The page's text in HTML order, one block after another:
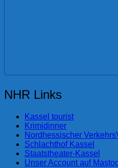
NHR Links
Kassel tourist
Krimidinner
Nordhessischer
Schlachthof Kassel
Staatstheater-Kassel
Unser Account auf